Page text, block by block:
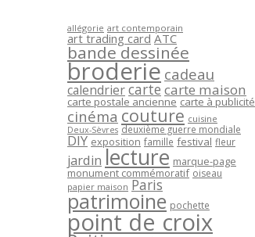
allégorie art contemporain
art trading card ATC
bande dessinée
broderie cadeau
calendriercartecarte maison
carte postale ancienne carte à publicité
cinéma couture cuisine
Deux-Sèvres deuxième guerre mondiale
DIY exposition famille festival fleur
jardin lecture marque-page
monument commémoratif oiseau
papier maison Paris
patrimoine pochette
point de croix